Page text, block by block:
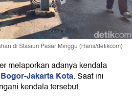
di Stasiun Pasar Minggu (Haris/detikcom)
melaporkan adanya kendala
Jakarta Kota. Saat ini
kendala tersebut.